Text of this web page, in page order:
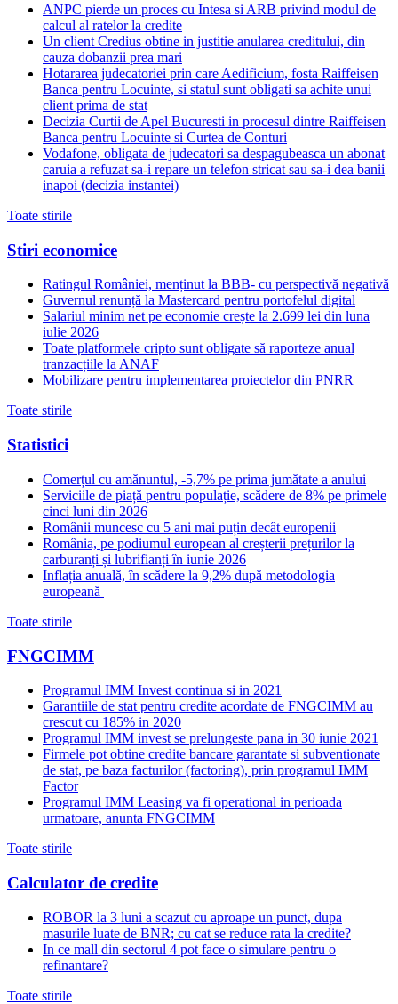
ANPC pierde un proces cu Intesa si ARB privind modul de
calcul al ratelor la credite
Un client Credius obtine in justitie anularea creditului, din
cauza dobanzii prea mari
Hotararea judecatoriei prin care Aedificium, fosta Raiffeisen
Banca pentru Locuinte, si statul sunt obligati sa achite unui
client prima de stat
Decizia Curtii de Apel Bucuresti in procesul dintre Raiffeisen
Banca pentru Locuinte si Curtea de Conturi
Vodafone, obligata de judecatori sa despagubeasca un abonat
caruia a refuzat sa-i repare un telefon stricat sau sa-i dea banii
inapoi (decizia instantei)
Toate stirile
Stiri economice
Ratingul României, menținut la BBB- cu perspectivă negativă
Guvernul renunță la Mastercard pentru portofelul digital
Salariul minim net pe economie crește la 2.699 lei din luna
iulie 2026
Toate platformele cripto sunt obligate să raporteze anual
tranzacțiile la ANAF
Mobilizare pentru implementarea proiectelor din PNRR
Toate stirile
Statistici
Comerțul cu amănuntul, -5,7% pe prima jumătate a anului
Serviciile de piață pentru populație, scădere de 8% pe primele
cinci luni din 2026
Românii muncesc cu 5 ani mai puțin decât europenii
România, pe podiumul european al creșterii prețurilor la
carburanți și lubrifianți în iunie 2026
Inflația anuală, în scădere la 9,2% după metodologia
europeană
Toate stirile
FNGCIMM
Programul IMM Invest continua si in 2021
Garantiile de stat pentru credite acordate de FNGCIMM au
crescut cu 185% in 2020
Programul IMM invest se prelungeste pana in 30 iunie 2021
Firmele pot obtine credite bancare garantate si subventionate
de stat, pe baza facturilor (factoring), prin programul IMM
Factor
Programul IMM Leasing va fi operational in perioada
urmatoare, anunta FNGCIMM
Toate stirile
Calculator de credite
ROBOR la 3 luni a scazut cu aproape un punct, dupa
masurile luate de BNR; cu cat se reduce rata la credite?
In ce mall din sectorul 4 pot face o simulare pentru o
refinantare?
Toate stirile